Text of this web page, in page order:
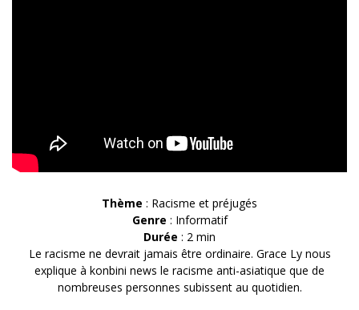
Thème : Racisme et préjugés
Genre : Informatif
Durée : 2 min
Le racisme ne devrait jamais être ordinaire. Grace Ly nous
explique à konbini news le racisme anti-asiatique que de
nombreuses personnes subissent au quotidien.